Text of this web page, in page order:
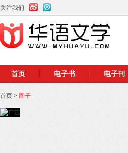
关注我们
首页 电子书 电子刊
首页 > 圈子